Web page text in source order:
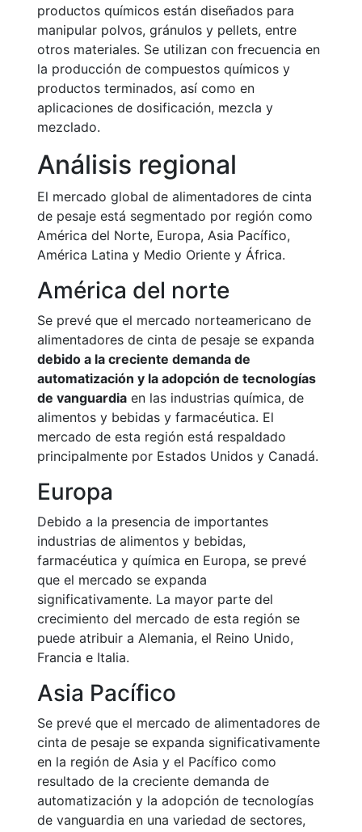
productos químicos están diseñados para
manipular polvos, gránulos y pellets, entre
otros materiales. Se utilizan con frecuencia en
la producción de compuestos químicos y
productos terminados, así como en
aplicaciones de dosificación, mezcla y
mezclado.
Análisis regional
El mercado global de alimentadores de cinta
de pesaje está segmentado por región como
América del Norte, Europa, Asia Pacífico,
América Latina y Medio Oriente y África.
América del norte
Se prevé que el mercado norteamericano de
alimentadores de cinta de pesaje se expanda
debido a la creciente demanda de
automatización y la adopción de tecnologías
de vanguardia en las industrias química, de
alimentos y bebidas y farmacéutica. El
mercado de esta región está respaldado
principalmente por Estados Unidos y Canadá.
Europa
Debido a la presencia de importantes
industrias de alimentos y bebidas,
farmacéutica y química en Europa, se prevé
que el mercado se expanda
significativamente. La mayor parte del
crecimiento del mercado de esta región se
puede atribuir a Alemania, el Reino Unido,
Francia e Italia.
Asia Pacífico
Se prevé que el mercado de alimentadores de
cinta de pesaje se expanda significativamente
en la región de Asia y el Pacífico como
resultado de la creciente demanda de
automatización y la adopción de tecnologías
de vanguardia en una variedad de sectores,